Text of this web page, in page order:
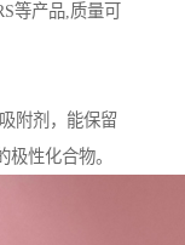
等产品,质量可
附剂，能保留
性化合物。